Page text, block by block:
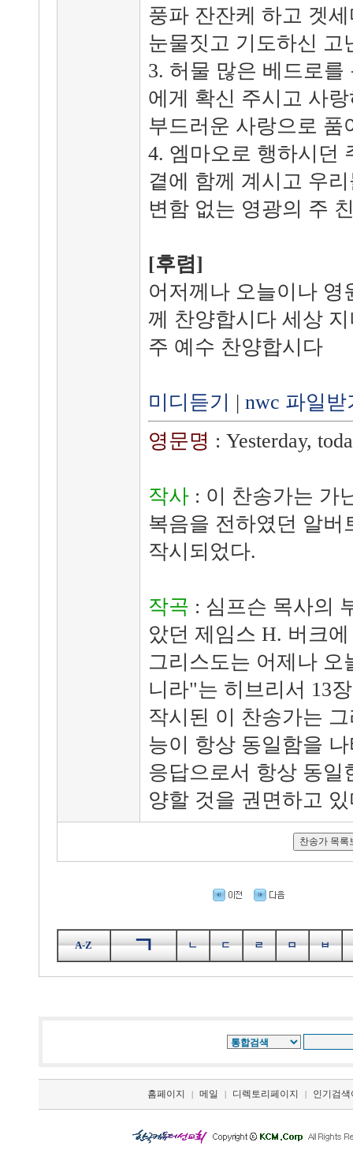
풍파 잔잔케 하고 겟
눈물짓고 기도하신 고
3. 허물 많은 베드로
에게 확신 주시고 사
부드러운 사랑으로 품
4. 엠마오로 행하시던
곁에 함께 계시고 우
변함 없는 영광의 주
[후렴]
어저께나 오늘이나 영
께 찬양합시다 세상
주 예수 찬양합시다
미디듣기 | nwc 파일받
영문명 : Yesterday,
작사: 이 찬송가는 가
복음을 전하였던 알버
작시되었다.
작곡 : 심프슨 목사의
았던 제임스 H. 버크
그리스도는 어제나 오
니라"는 히브리서 13
작시된 이 찬송가는
능이 항상 동일함을
응답으로서 항상 동일
양할 것을 권면하고
A-Z ㄱ ㄴ ㄷ ㄹ ㅁ ㅂ
홈페이지 | 메일 | 디렉토리페이지 | 인기검색